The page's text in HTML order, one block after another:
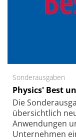
Sonderausgaben
Physics' Best
Die
übersichtlich
Anwendungen
Unternehmen